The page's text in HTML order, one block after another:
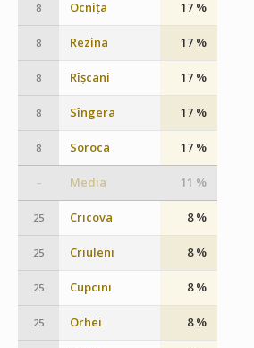
8 Ocnița 17 %
8 Rezina 17 %
8 Rîșcani 17 %
8 Sîngera 17 %
8 Soroca 17 %
– Media 11 %
25 Cricova 8 %
25 Criuleni 8 %
25 Cupcini 8 %
25 Orhei 8 %